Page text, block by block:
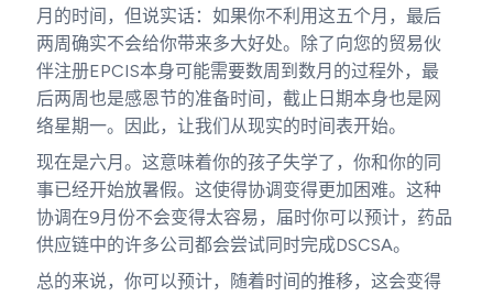
月的时间，但说实话：如果你不利用这五个月，最后
两周确实不会给你带来多大好处。除了向您的贸易伙
伴注册EPCIS本身可能需要数周到数月的过程外，最
后两周也是感恩节的准备时间，截止日期本身也是网
络星期一。因此，让我们从现实的时间表开始。
现在是六月。这意味着你的孩子失学了，你和你的同
事已经开始放暑假。这使得协调变得更加困难。这种
协调在9月份不会变得太容易，届时你可以预计，药品
供应链中的许多公司都会尝试同时完成DSCSA。
总的来说，你可以预计，随着时间的推移，这会变得